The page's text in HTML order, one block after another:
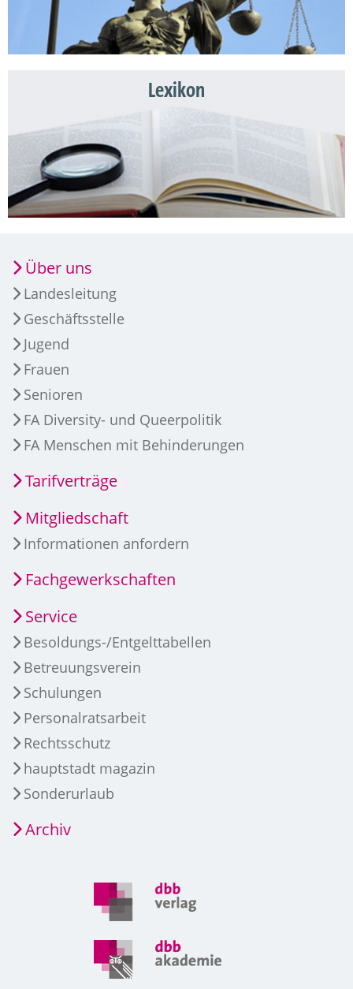
Lexikon
Über uns
Landesleitung
Geschäftsstelle
Jugend
Frauen
Senioren
FA Diversity- und Queerpolitik
FA Menschen mit Behinderungen
Tarifverträge
Mitgliedschaft
Informationen anfordern
Fachgewerkschaften
Service
Besoldungs-/Entgelttabellen
Betreuungsverein
Schulungen
Personalratsarbeit
Rechtsschutz
hauptstadt magazin
Sonderurlaub
Archiv